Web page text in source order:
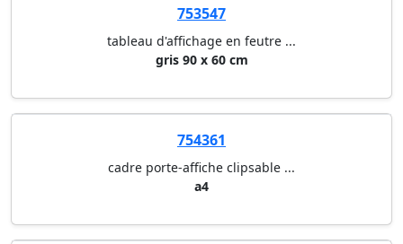
753547
tableau d'affichage en feutre ...
gris 90 x 60 cm
754361
cadre porte-affiche clipsable ...
a4